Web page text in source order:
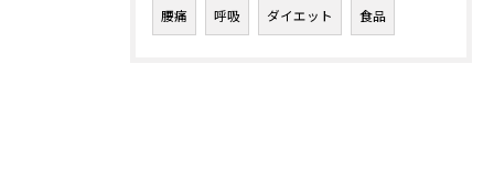
腰痛 呼吸 ダイエット 食品